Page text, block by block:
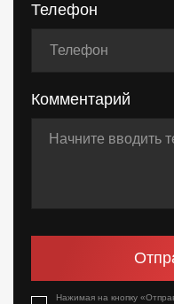
Телефон
Комментарий
Нажимая на кнопку